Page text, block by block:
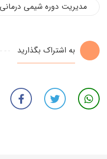
مدیریت دوره شیمی درمانی
به اشتراک بگذارید